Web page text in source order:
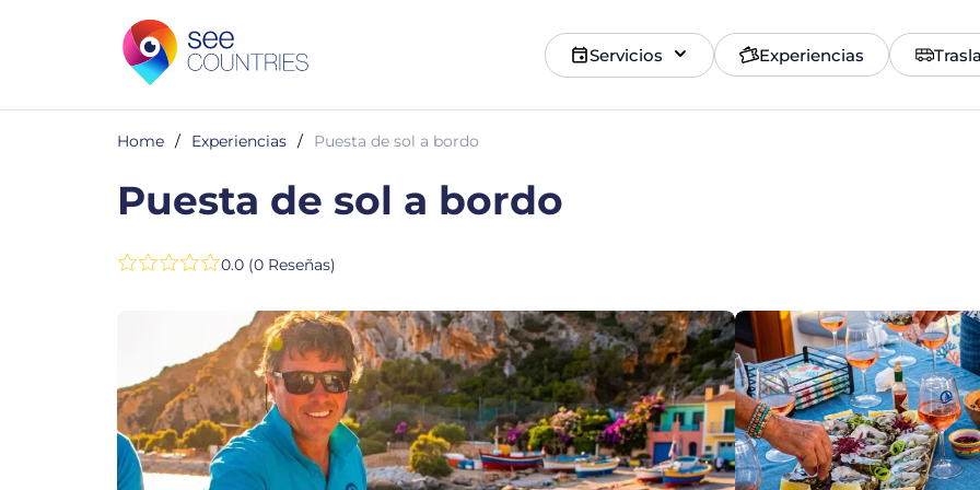
Servicios Experiencias
Home / Experiencias / Puesta de sol a bordo
Puesta de sol a bordo
0.0 (0 Reseñas)